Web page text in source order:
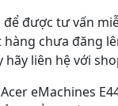
để được tư vấn
chưa đăng
hãy liên hệ với
eMachines